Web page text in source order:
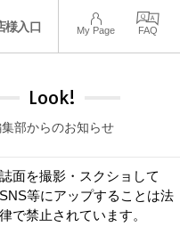
様入口 My Page FAQ
Look!
部からのお知らせ
誌面を撮影・スクショして
SNS等にアップすることは法
律で禁止されています。